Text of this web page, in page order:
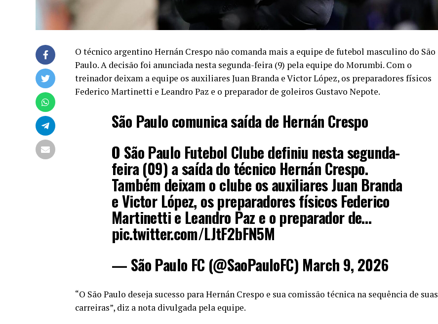
O técnico argentino Hernán Crespo não comanda mais a equipe de futebol masculino do São
Paulo. A decisão foi anunciada nesta segunda-feira (9) pela equipe do Morumbi. Com o
treinador deixam a equipe os auxiliares Juan Branda e Victor López, os preparadores físicos
Federico Martinetti e Leandro Paz e o preparador de goleiros Gustavo Nepote.
São Paulo comunica saída de Hernán Crespo
O São Paulo Futebol Clube definiu nesta segunda-
feira (09) a saída do técnico Hernán Crespo.
Também deixam o clube os auxiliares Juan Branda
e Victor López, os preparadores físicos Federico
Martinetti e Leandro Paz e o preparador de…
pic.twitter.com/LJtF2bFN5M
— São Paulo FC (@SaoPauloFC) March 9, 2026
“O São Paulo deseja sucesso para Hernán Crespo e sua comissão técnica na sequência de suas
carreiras”, diz a nota divulgada pela equipe.